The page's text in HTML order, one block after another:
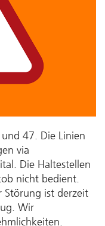
47. Die Linien
via
Die Haltestellen
nicht bedient.
Störung ist derzeit
Wir